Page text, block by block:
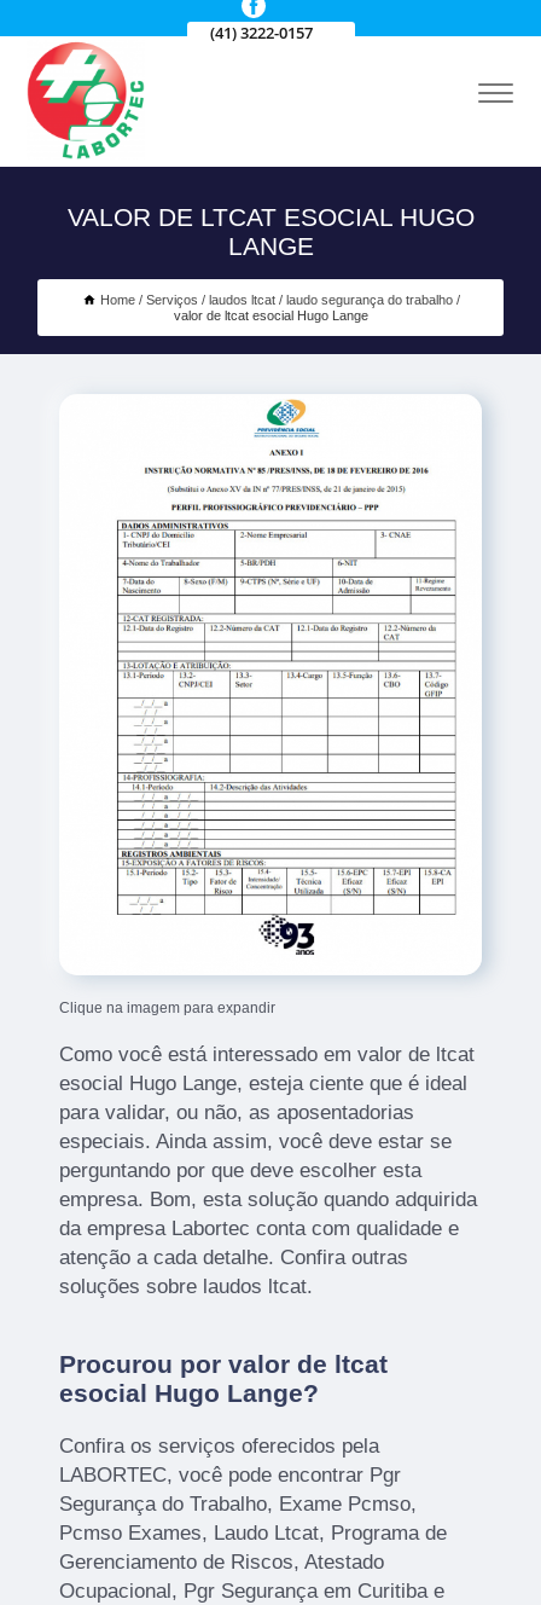
(41) 3222-0157
VALOR DE LTCAT ESOCIAL HUGO
LANGE
Home Serviços laudos ltcat
laudo segurança do trabalho
valor de ltcat esocial Hugo Lange
Clique na imagem para expandir
Como você está interessado em valor de ltcat
esocial Hugo Lange, esteja ciente que é ideal
para validar, ou não, as aposentadorias
especiais. Ainda assim, você deve estar se
perguntando por que deve escolher esta
empresa. Bom, esta solução quando adquirida
da empresa Labortec conta com qualidade e
atenção a cada detalhe. Confira outras
soluções sobre laudos ltcat.
Procurou por valor de ltcat
esocial Hugo Lange?
Confira os serviços oferecidos pela
LABORTEC, você pode encontrar Pgr
Segurança do Trabalho, Exame Pcmso,
Pcmso Exames, Laudo Ltcat, Programa de
Gerenciamento de Riscos, Atestado
Ocupacional, Pgr Segurança em Curitiba e